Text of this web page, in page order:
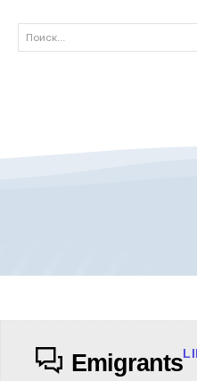
Поиск...
Emigrants